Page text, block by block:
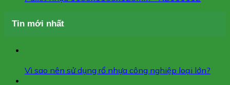
Tin mới nhất
Vì sao nên sử dụng rổ nhựa công nghiệp loại lớn?